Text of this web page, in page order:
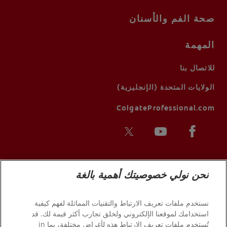
صحة الفم والأسنان
المهمة
للاتصال بنا
الولايات المتحدة (الإنجليزية)
ColgateProfessional.com
نحن نولي خصوصيتك أهمية بالغة
نستخدم ملفات تعريف الارتباط والتقنيات المماثلة لفهم كيفية
استخدامك لموقعنا الإلكتروني ولخلق تجارب أكثر قيمة لك. قد
تُستخدم ملفات تعريف الارتباط هذه لأغراض مختلفة، بما in